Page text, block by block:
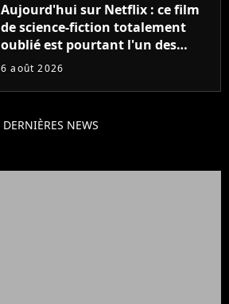
Aujourd'hui sur Netflix : ce film
de science-fiction totalement
oublié est pourtant l'un des
meilleurs des années 2010
6 août 2026
DERNIÈRES NEWS